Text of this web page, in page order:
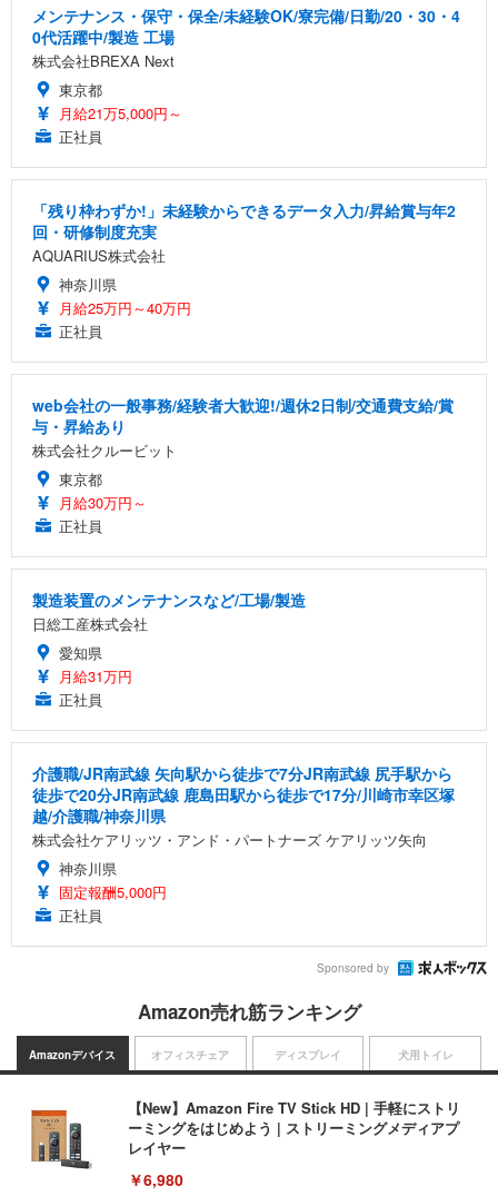
メンテナンス・保守・保全/未経験OK/寮完備/日勤/20・30・4
0代活躍中/製造 工場
株式会社BREXA Next
東京都
月給21万5,000円～
正社員
「残り枠わずか!」未経験からできるデータ入力/昇給賞与年2
回・研修制度充実
AQUARIUS株式会社
神奈川県
月給25万円～40万円
正社員
web会社の一般事務/経験者大歓迎!/週休2日制/交通費支給/賞
与・昇給あり
株式会社クルービット
東京都
月給30万円～
正社員
製造装置のメンテナンスなど/工場/製造
日総工産株式会社
愛知県
月給31万円
正社員
介護職/JR南武線 矢向駅から徒歩で7分JR南武線 尻手駅から
徒歩で20分JR南武線 鹿島田駅から徒歩で17分/川崎市幸区塚
越/介護職/神奈川県
株式会社ケアリッツ・アンド・パートナーズ ケアリッツ矢向
神奈川県
固定報酬5,000円
正社員
Sponsored by
Amazon売れ筋ランキング
Amazonデバイス
【New】Amazon Fire TV Stick HD | 手軽にストリ
ーミングをはじめよう | ストリーミングメディアプ
レイヤー
￥6,980
オフィスチェア ディスプレイ 犬用トイレ